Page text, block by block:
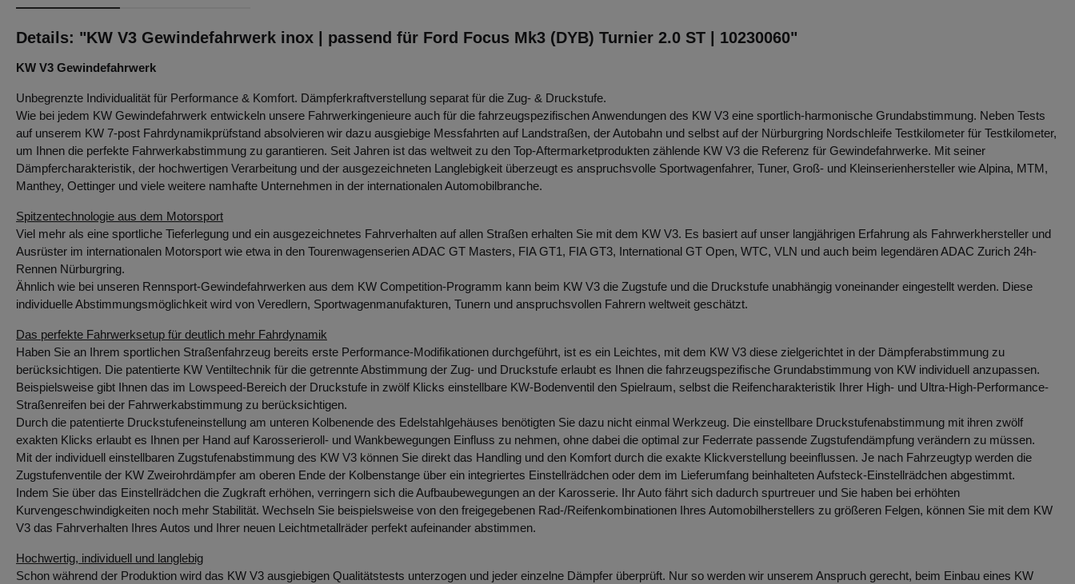
Details: "KW V3 Gewindefahrwerk inox | passend für Ford Focus Mk3 (DYB) Turnier 2.0 ST | 10230060"
KW V3 Gewindefahrwerk
Unbegrenzte Individualität für Performance & Komfort. Dämpferkraftverstellung separat für die Zug- & Druckstufe.
Wie bei jedem KW Gewindefahrwerk entwickeln unsere Fahrwerkingenieure auch für die fahrzeugspezifischen Anwendungen des KW V3 eine sportlich-harmonische Grundabstimmung. Neben Tests
auf unserem KW 7-post Fahrdynamikprüfstand absolvieren wir dazu ausgiebige Messfahrten auf Landstraßen, der Autobahn und selbst auf der Nürburgring Nordschleife Testkilometer für Testkilometer,
um Ihnen die perfekte Fahrwerkabstimmung zu garantieren. Seit Jahren ist das weltweit zu den Top-Aftermarketprodukten zählende KW V3 die Referenz für Gewindefahrwerke. Mit seiner
Dämpfercharakteristik, der hochwertigen Verarbeitung und der ausgezeichneten Langlebigkeit überzeugt es anspruchsvolle Sportwagenfahrer, Tuner, Groß- und Kleinserienhersteller wie Alpina, MTM,
Manthey, Oettinger und viele weitere namhafte Unternehmen in der internationalen Automobilbranche.
Spitzentechnologie aus dem Motorsport
Viel mehr als eine sportliche Tieferlegung und ein ausgezeichnetes Fahrverhalten auf allen Straßen erhalten Sie mit dem KW V3. Es basiert auf unser langjährigen Erfahrung als Fahrwerkhersteller und
Ausrüster im internationalen Motorsport wie etwa in den Tourenwagenserien ADAC GT Masters, FIA GT1, FIA GT3, International GT Open, WTC, VLN und auch beim legendären ADAC Zurich 24h-
Rennen Nürburgring.
Ähnlich wie bei unseren Rennsport-Gewindefahrwerken aus dem KW Competition-Programm kann beim KW V3 die Zugstufe und die Druckstufe unabhängig voneinander eingestellt werden. Diese
individuelle Abstimmungsmöglichkeit wird von Veredlern, Sportwagenmanufakturen, Tunern und anspruchsvollen Fahrern weltweit geschätzt.
Das perfekte Fahrwerksetup für deutlich mehr Fahrdynamik
Haben Sie an Ihrem sportlichen Straßenfahrzeug bereits erste Performance-Modifikationen durchgeführt, ist es ein Leichtes, mit dem KW V3 diese zielgerichtet in der Dämpferabstimmung zu
berücksichtigen. Die patentierte KW Ventiltechnik für die getrennte Abstimmung der Zug- und Druckstufe erlaubt es Ihnen die fahrzeugspezifische Grundabstimmung von KW individuell anzupassen.
Beispielsweise gibt Ihnen das im Lowspeed-Bereich der Druckstufe in zwölf Klicks einstellbare KW-Bodenventil den Spielraum, selbst die Reifencharakteristik Ihrer High- und Ultra-High-Performance-
Straßenreifen bei der Fahrwerkabstimmung zu berücksichtigen.
Durch die patentierte Druckstufeneinstellung am unteren Kolbenende des Edelstahlgehäuses benötigten Sie dazu nicht einmal Werkzeug. Die einstellbare Druckstufenabstimmung mit ihren zwölf
exakten Klicks erlaubt es Ihnen per Hand auf Karosserieroll- und Wankbewegungen Einfluss zu nehmen, ohne dabei die optimal zur Federrate passende Zugstufendämpfung verändern zu müssen.
Mit der individuell einstellbaren Zugstufenabstimmung des KW V3 können Sie direkt das Handling und den Komfort durch die exakte Klickverstellung beeinflussen. Je nach Fahrzeugtyp werden die
Zugstufenventile der KW Zweirohrdämpfer am oberen Ende der Kolbenstange über ein integriertes Einstellrädchen oder dem im Lieferumfang beinhalteten Aufsteck-Einstellrädchen abgestimmt.
Indem Sie über das Einstellrädchen die Zugkraft erhöhen, verringern sich die Aufbaubewegungen an der Karosserie. Ihr Auto fährt sich dadurch spurtreuer und Sie haben bei erhöhten
Kurvengeschwindigkeiten noch mehr Stabilität. Wechseln Sie beispielsweise von den freigegebenen Rad-/Reifenkombinationen Ihres Automobilherstellers zu größeren Felgen, können Sie mit dem KW
V3 das Fahrverhalten Ihres Autos und Ihrer neuen Leichtmetallräder perfekt aufeinander abstimmen.
Hochwertig, individuell und langlebig
Schon während der Produktion wird das KW V3 ausgiebigen Qualitätstests unterzogen und jeder einzelne Dämpfer überprüft. Nur so werden wir unserem Anspruch gerecht, beim Einbau eines KW